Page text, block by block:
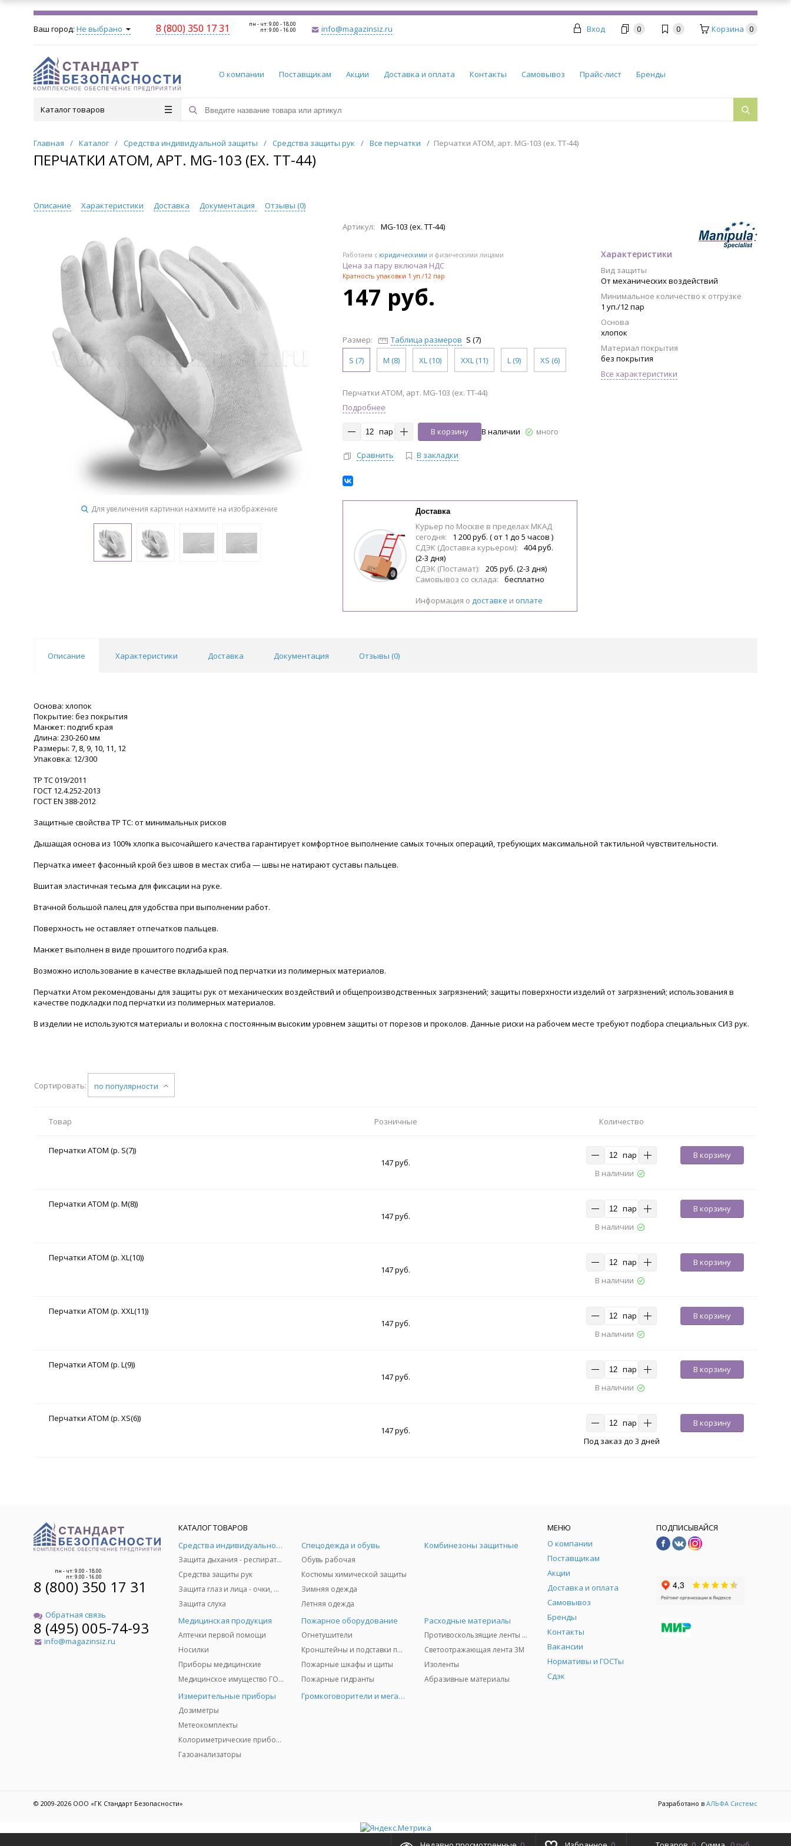
Ваш город: Не выбрано 8 (800) 350 17 31 пн - чт: 9.00 - 18.00
пт: 9.00 - 16.00 info@magazinsiz.ru Вход 0 0 Корзина 0
О компании Поставщикам Акции Доставка и оплата Контакты Самовывоз Прайс-лист Бренды
Каталог товаров
Главная / Каталог / Средства индивидуальной защиты / Средства защиты рук / Все перчатки / Перчатки АТОМ, арт. MG-103 (ex. TT-44)
ПЕРЧАТКИ АТОМ, АРТ. MG-103 (EX. TT-44)
Описание Характеристики Доставка Документация Отзывы (0)
Для увеличения картинки нажмите на изображение
Артикул: MG-103 (ex. TT-44)
Работаем с юридическими и физическими лицами
Цена за пару включая НДС
Кратность упаковки 1 уп./12 пар
147 руб.
Размер: Таблица размеров S (7)
S (7)
M (8) XL (10) XXL (11) L (9) XS (6)
Характеристики
Вид защиты
От механических воздействий
Минимальное количество к отгрузке
1 уп./12 пар
Основа
хлопок
Материал покрытия
без покрытия
Все характеристики
Перчатки АТОМ, арт. MG-103 (ex. TT-44)
Подробнее
пар В корзину В наличии много
Сравнить В закладки
Доставка
Курьер по Москве в пределах МКАД
сегодня:
1 200 руб. ( от 1 до 5 часов )
СДЭК (Доставка курьером):
404 руб.
(2-3 дня)
СДЭК (Постамат):
205 руб. (2-3 дня)
Самовывоз со склада:
бесплатно
Информация о доставке и оплате
Описание Характеристики Доставка Документация Отзывы (0)
Основа: хлопок
Покрытие: без покрытия
Манжет: подгиб края
Длина: 230-260 мм
Размеры: 7, 8, 9, 10, 11, 12
Упаковка: 12/300
ТР ТС 019/2011
ГОСТ 12.4.252-2013
ГОСТ EN 388-2012
Защитные свойства ТР ТС: от минимальных рисков
Дышащая основа из 100% хлопка высочайшего качества гарантирует комфортное выполнение самых точных операций, требующих максимальной тактильной чувствительности.
Перчатка имеет фасонный крой без швов в местах сгиба — швы не натирают суставы пальцев.
Вшитая эластичная тесьма для фиксации на руке.
Втачной большой палец для удобства при выполнении работ.
Поверхность не оставляет отпечатков пальцев.
Манжет выполнен в виде прошитого подгиба края.
Возможно использование в качестве вкладышей под перчатки из полимерных материалов.
Перчатки Атом рекомендованы для защиты рук от механических воздействий и общепроизводственных загрязнений; защиты поверхности изделий от загрязнений; использования в
качестве подкладки под перчатки из полимерных материалов.
В изделии не используются материалы и волокна с постоянным высоким уровнем защиты от порезов и проколов. Данные риски на рабочем месте требуют подбора специальных СИЗ рук.
Сортировать: по популярности
Товар Розничные Количество
Перчатки АТОМ (р. S(7))
147 руб.
пар
В корзину
В наличии
Перчатки АТОМ (р. M(8))
147 руб.
пар
В корзину
В наличии
Перчатки АТОМ (р. XL(10))
147 руб.
пар
В корзину
В наличии
Перчатки АТОМ (р. XXL(11))
147 руб.
пар
В корзину
В наличии
Перчатки АТОМ (р. L(9))
147 руб.
пар
В корзину
В наличии
Перчатки АТОМ (р. XS(6))
147 руб.
пар
В корзину
Под заказ до 3 дней
пн - чт: 9.00 - 18.00
пт: 9.00 - 16.00
8 (800) 350 17 31
Обратная связь
8 (495) 005-74-93
info@magazinsiz.ru
КАТАЛОГ ТОВАРОВ
Средства индивидуальной защиты
Защита дыхания - респираторы, противогазы, фильтры, дозиметры
Средства защиты рук
Защита глаз и лица - очки, щитки
Защита слуха
Спецодежда и обувь
Обувь рабочая
Костюмы химической защиты
Зимняя одежда
Летняя одежда
Комбинезоны защитные
Медицинская продукция
Аптечки первой помощи
Носилки
Приборы медицинские
Медицинское имущество ГО и ЧС
Пожарное оборудование
Огнетушители
Кронштейны и подставки под огнетушители
Пожарные шкафы и щиты
Пожарные гидранты
Расходные материалы
Противоскользящие ленты 3М
Светоотражающая лента 3M
Изоленты
Абразивные материалы
Измерительные приборы
Дозиметры
Метеокомплекты
Колориметрические приборы
Газоанализаторы
Громкоговорители и мегафоны
МЕНЮ
О компании
Поставщикам
Акции
Доставка и оплата
Самовывоз
Бренды
Контакты
Вакансии
Нормативы и ГОСТы
Сдэк
ПОДПИСЫВАЙСЯ
© 2009-2026 ООО «ГК Стандарт Безопасности» Разработано в АЛЬФА Системс